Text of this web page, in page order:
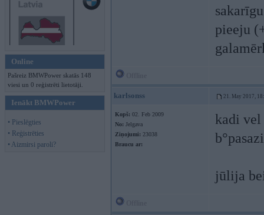
Online
Pašreiz BMWPower skatās 148
viesi un 0 reģistrēti lietotāji.
Ienākt BMWPower
• Pieslēgties
• Reģistrēties
• Aizmirsi paroli?
pieeju
karlsonss 21. May 2017,
Kopš: 02. Feb 2009
No: Jelgava
Ziņojumi: 23038
Braucu ar:
kadi vel
jūlija